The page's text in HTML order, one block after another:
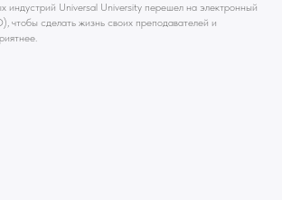
индустрий Universal University перешел на электронный
чтобы сделать жизнь своих преподавателей и